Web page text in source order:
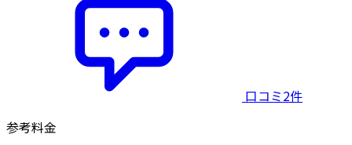
口コミ2件
参考料金